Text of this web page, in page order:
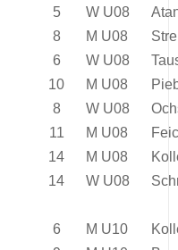
5
W U08
8
M U08
6
W U08
10
M U08
8
W U08
11
M U08
14
M U08
14
W U08
6 M U10